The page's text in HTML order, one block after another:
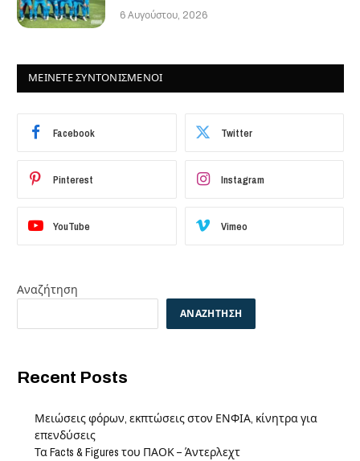
6 Αυγούστου, 2026
ΜΕΙΝΕΤΕ ΣΥΝΤΟΝΙΣΜΕΝΟΙ
Facebook Twitter
Pinterest Instagram
YouTube Vimeo
Αναζήτηση
ΑΝΑΖΉΤΗΣΗ
Recent Posts
Μειώσεις φόρων, εκπτώσεις στον ΕΝΦΙΑ, κίνητρα για
επενδύσεις
Τα Facts & Figures του ΠΑΟΚ – Άντερλεχτ